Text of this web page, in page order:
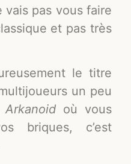
vais pas vous faire
et pas très
le titre
un peu
Arkanoidoù vous
briques, c’est